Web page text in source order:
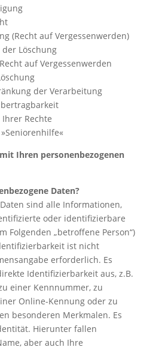
(Recht auf Vergessenwerden)
Löschung
auf Vergessenwerden
der Verarbeitung
Rechte
Ihren personenbezogenen
Daten?
sind alle Informationen,
oder identifizierbare
Folgenden „betroffene Person“)
ist nicht
erforderlich. Es
Identifizierbarkeit aus, z.B.
einer Kennnummer, zu
Online-Kennung oder zu
besonderen Merkmalen. Es
Hierunter fallen
aber auch Ihre